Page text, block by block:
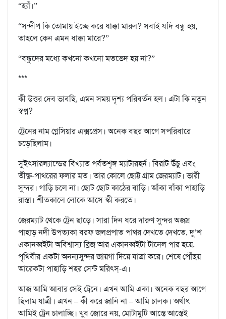
“হ‍্যাঁ।”
“সন্দীপ কি তোমায় ইচ্ছে করে ধাক্কা মারল? সবাই যদি বন্ধু হয়,
তাহলে কেন এমন ধাক্কা মারে?”
“বন্ধুদের মধ‍্যে কখনো কখনো মতভেদ হয় না?”
***
কী উত্তর দেব ভাবছি, এমন সময় দৃশ‍্য পরিবর্তন হল। এটা কি নতুন
স্বপ্ন?
ট্রেনের নাম গ্লেসিয়ার এক্সপ্রেস। অনেক বছর আগে সপরিবারে
চড়েছিলাম।
সুইৎসারল‍্যান্ডের বিখ‍্যাত পর্বতশৃঙ্গ ম‍্যাটারহর্ন। বিরাট উঁচু এবং
তীক্ষ্ণ-পাথরের ফলার মত। তার কোলে ছোট্ট গ্রাম জেরম‍্যাট। ভারী
সুন্দর। গাড়ি চলে না। ছোট ছোট কাঠের বাড়ি। আঁকা বাঁকা পাহাড়ি
রাস্তা। শীতকালে লোকে আসে স্কী করতে।
জেরম‍্যাট থেকে ট্রেন ছাড়ে। সারা দিন ধরে দারুণ সুন্দর অজস্র
পাহাড় নদী উপত‍্যকা বরফ জলপ্রপাত পাথর দেখতে দেখতে, দু’শ
একানব্বইটা অবিশ্বাস‍্য ব্রিজ আর একানব্বইটা টানেল পার হয়ে,
পৃথিবীর একটা অনন‍্যসুন্দর জায়গা দিয়ে যাত্রা করে। শেষে পৌঁছয়
আরেকটা পাহাড়ি শহর সেন্ট মরিৎস্-এ।
আজ আমি আবার সেই ট্রেনে। এখন আমি একা। অনেক বছর আগে
ছিলাম যাত্রী। এখন – কী করে জানি না – আমি চালক। অর্থাৎ
আমিই ট্রেন চালাচ্ছি। খুব জোরে নয়, মোটামুটি আস্তে আস্তেই